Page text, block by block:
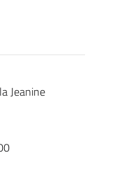
Jeanine